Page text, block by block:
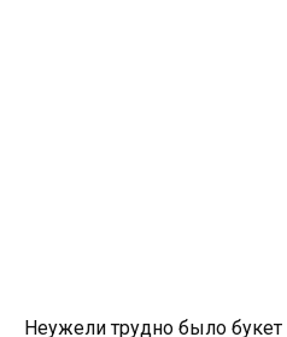
Неужели трудно было букет